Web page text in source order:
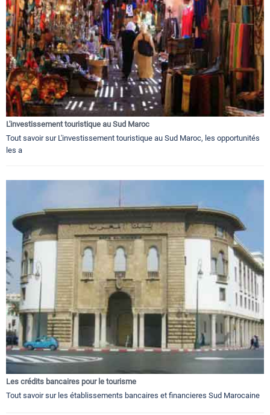
L'investissement touristique au Sud Maroc
Tout savoir sur L'investissement touristique au Sud Maroc, les opportunités
les a
Les crédits bancaires pour le tourisme
Tout savoir sur les établissements bancaires et financieres Sud Marocaine